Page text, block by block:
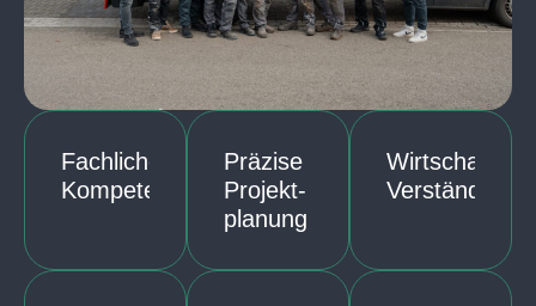
Fachliche
Kompetenz
Präzise
Projekt-
planung
Verständnis